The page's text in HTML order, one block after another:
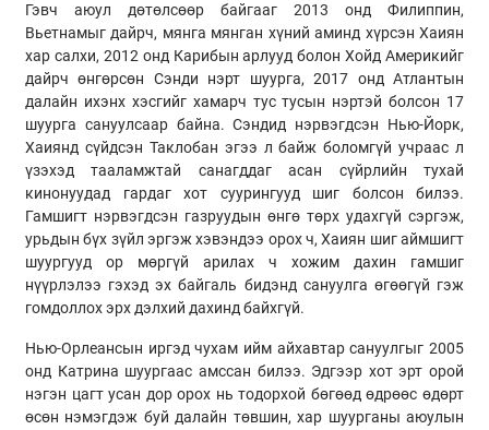
Гэвч аюул дөтөлсөөр байгааг 2013 онд Филиппин,
Вьетнамыг дайрч, мянга мянган хүний аминд хүрсэн Хаиян
хар салхи, 2012 онд Карибын арлууд болон Хойд Америкийг
дайрч өнгөрсөн Сэнди нэрт шуурга, 2017 онд Атлантын
далайн ихэнх хэсгийг хамарч тус тусын нэртэй болсон 17
шуурга сануулсаар байна. Сэндид нэрвэгдсэн Нью-Йорк,
Хаиянд сүйдсэн Таклобан эгээ л байж боломгүй учраас л
үзэхэд тааламжтай санагддаг асан сүйрлийн тухай
кинонуудад гардаг хот суурингууд шиг болсон билээ.
Гамшигт нэрвэгдсэн газруудын өнгө төрх удахгүй сэргэж,
урьдын бүх зүйл эргэж хэвэндээ орох ч, Хаиян шиг аймшигт
шуургууд ор мөргүй арилах ч хожим дахин гамшиг
нүүрлэлээ гэхэд эх байгаль бидэнд сануулга өгөөгүй гэж
гомдоллох эрх дэлхий дахинд байхгүй.
Нью-Орлеансын иргэд чухам ийм айхавтар сануулгыг 2005
онд Катрина шуургаас амссан билээ. Эдгээр хот эрт орой
нэгэн цагт усан дор орох нь тодорхой бөгөөд өдрөөс өдөрт
өсөн нэмэгдэж буй далайн төвшин, хар шуурганы аюулын